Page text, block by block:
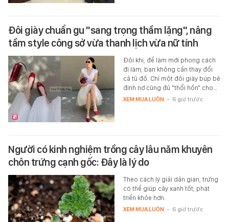
Đôi giày chuẩn gu "sang trọng thầm lặng", nâng
tầm style công sở vừa thanh lịch vừa nữ tính
Đôi khi, để làm mới phong cách
đi làm, bạn không cần thay đổi
cả tủ đồ. Chỉ một đôi giày búp bê
đính nơ cũng đủ "thổi hồn" cho…
XEM MUA LUÔN - 6 giờ trước
Người có kinh nghiệm trồng cây lâu năm khuyên
chôn trứng cạnh gốc: Đây là lý do
Theo cách lý giải dân gian, trứng
có thể giúp cây xanh tốt, phát
triển khỏe hơn.
XEM MUA LUÔN - 6 giờ trước